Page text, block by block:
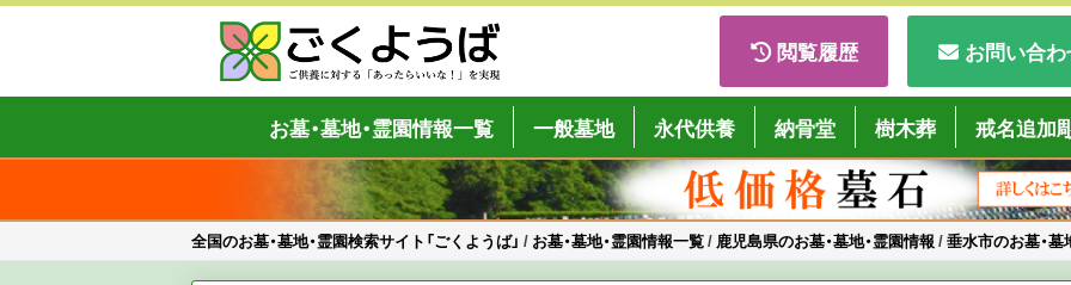
Skip
全国のお墓・墓地・霊園検索サイト「ごくようば」
ご供養をもっと身近に
閲覧履歴 お問い合
お墓・墓地・霊園情報一覧 一般墓地 永代供養 納骨堂 樹木葬 戒名追加
全国のお墓・墓地・霊園検索サイト「ごくようば」 / お墓・墓地・霊園情報一覧/ 鹿児島県のお墓・墓地・霊園情報 /垂水市のお墓・墓